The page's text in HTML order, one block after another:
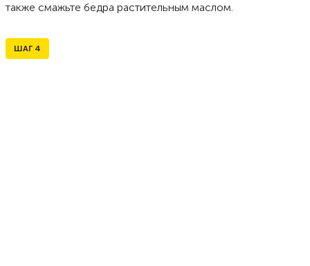
также смажьте бедра растительным маслом.
ШАГ 4